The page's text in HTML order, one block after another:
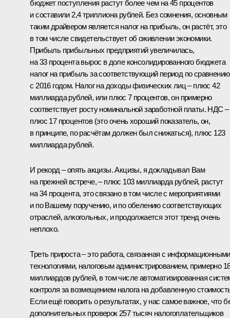
бюджет поступления растут более чем на 45 процентов
и составили 2,4 триллиона рублей. Без сомнения, основным
таким драйвером является налог на прибыль, он растёт, это
в том числе свидетельствует об оживлении экономики.
Прибыль прибыльных предприятий увеличилась,
на 33 процента вырос в доле консолидированного бюджета
налог на прибыль за соответствующий период по сравнению
с 2016 годом. Налог на доходы физических лиц – плюс 42
миллиарда рублей, или плюс 7 процентов, он примерно
соответствует росту номинальной заработной платы. НДС –
плюс 17 процентов (это очень хороший показатель, он,
в принципе, по расчётам должен был снижаться), плюс 123
миллиарда рублей.
И рекорд – опять акцизы. Акцизы, я докладывал Вам
на прежней встрече, – плюс 103 миллиарда рублей, растут
на 34 процента, это связано в том числе с мероприятиями
и по Вашему поручению, и по обелению соответствующих
отраслей, алкогольных, и продолжается этот тренд очень
неплохо.
Треть прироста – это работа, связанная с информационными
технологиями, налоговым администрированием, примерно
миллиардов рублей, в том числе автоматизированная
контроля за возмещением налога на добавленную
Если ещё говорить о результатах, у нас самое важное, что
дополнительных проверок 257 тысяч налогоплательщиков